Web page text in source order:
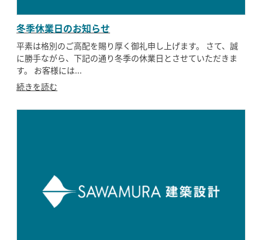
冬季休業日のお知らせ
平素は格別のご高配を賜り厚く御礼申し上げます。 さて、誠
に勝手ながら、下記の通り冬季の休業日とさせていただきま
す。 お客様には...
続きを読む